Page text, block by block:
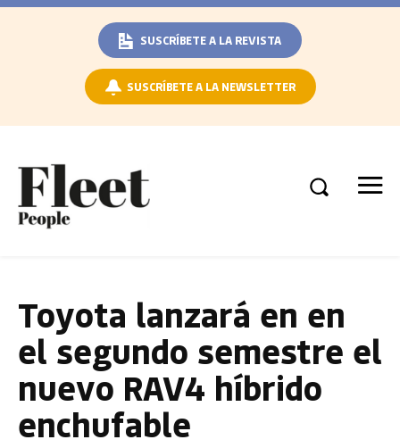
SUSCRÍBETE A LA REVISTA
SUSCRÍBETE A LA NEWSLETTER
Toyota lanzará en en
el segundo semestre el
nuevo RAV4 híbrido
enchufable